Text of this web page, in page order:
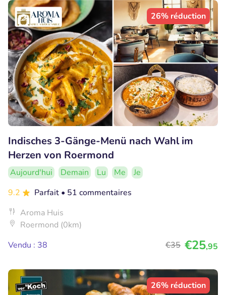
26% réduction
Indisches 3-Gänge-Menü nach Wahl im
Herzen von Roermond
Aujourd'hui Demain Lu Me
Je
9.2
Parfait • 51 commentaires
Aroma Huis
Roermond (0km)
Vendu : 38
€35 €25,95
26% réduction